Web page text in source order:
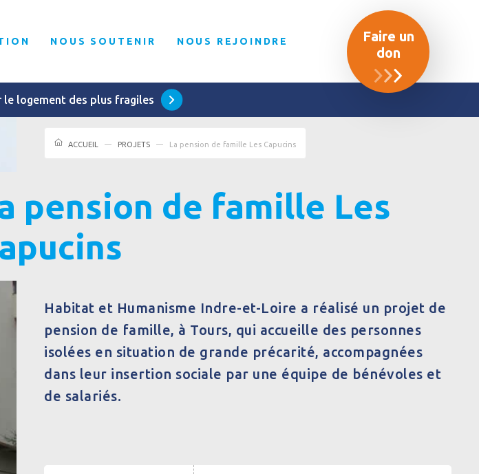
NOUS SOUTENIR NOUS REJOINDRE
Faire un
don
le logement des plus fragiles
ACCUEIL PROJETS La pension de famille Les Capucins
pension de famille Les
Habitat et Humanisme Indre-et-Loire a réalisé un projet de
pension de famille, à Tours, qui accueille des personnes
isolées en situation de grande précarité, accompagnées
dans leur insertion sociale par une équipe de bénévoles et
de salariés.